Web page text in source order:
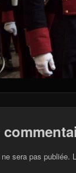
sera pas publiée.